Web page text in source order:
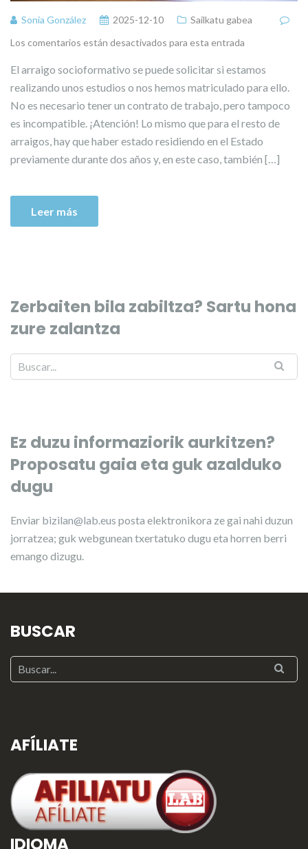
Sonia González 2025-12-10
Sailkatu gabea
Los comentarios están desactivados para esta entrada
El arraigo socioformativo se puede solicitar si estamos
realizando unos estudios o nos hemos matriculado para ello.
No es necesario tener un contrato de trabajo, pero tampoco
es incompatible. ¡Atención! Lo mismo que para el resto de
arraigos, hay que haber estado residiendo en el Estado
previamente durante dos años y, en este caso, también […]
Leer más
Zerbaiten bila zabiltza? Sartu hona
zure zalantza
Ez duzu informaziorik aurkitzen?
Proposatu gaia eta guk azalduko
dugu
Enviar bizilan@lab.eus posta elektronikora ze gai nahi duzun
jorratzea; guk webgunean txertatuko dugu eta horren berri
emango dizugu.
BUSCAR
AFÍLIATE
IDIOMA